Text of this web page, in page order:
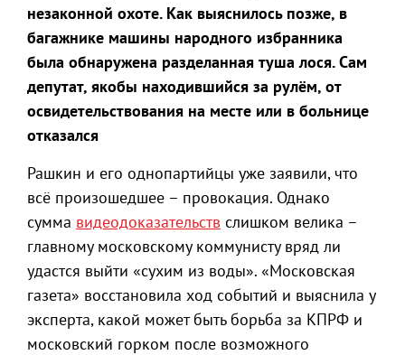
незаконной охоте. Как выяснилось позже, в
багажнике машины народного избранника
была обнаружена разделанная туша лося. Сам
депутат, якобы находившийся за рулём, от
освидетельствования на месте или в больнице
отказался
Рашкин и его однопартийцы уже заявили, что
всё произошедшее – провокация. Однако
сумма видеодоказательств слишком велика –
главному московскому коммунисту вряд ли
удастся выйти «сухим из воды». «Московская
газета» восстановила ход событий и выяснила у
эксперта, какой может быть борьба за КПРФ и
московский горком после возможного